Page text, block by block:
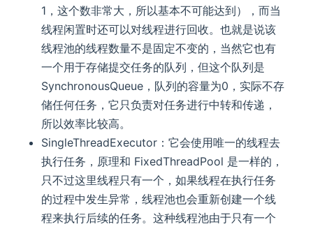
1，这个数非常大，所以基本不可能达到），而当
线程闲置时还可以对线程进行回收。也就是说该
线程池的线程数量不是固定不变的，当然它也有
一个用于存储提交任务的队列，但这个队列是
SynchronousQueue，队列的容量为0，实际不存
储任何任务，它只负责对任务进行中转和传递，
所以效率比较高。
SingleThreadExecutor：它会使用唯一的线程去
执行任务，原理和 FixedThreadPool 是一样的，
只不过这里线程只有一个，如果线程在执行任务
的过程中发生异常，线程池也会重新创建一个线
程来执行后续的任务。这种线程池由于只有一个